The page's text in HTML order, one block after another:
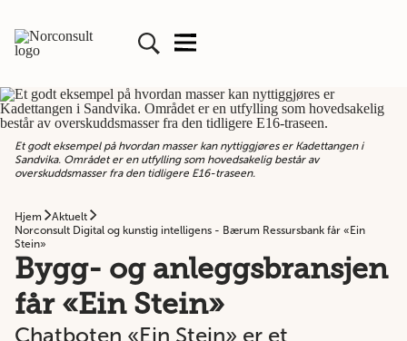
Et godt eksempel på hvordan masser kan nyttiggjøres er Kadettangen i
Sandvika. Området er en utfylling som hovedsakelig består av
overskuddsmasser fra den tidligere E16-traseen.
Hjem
Aktuelt
Norconsult Digital og kunstig intelligens - Bærum Ressursbank får «Ein
Stein»
Bygg- og anleggsbransjen
får «Ein Stein»
Chatboten «Ein Stein» er et